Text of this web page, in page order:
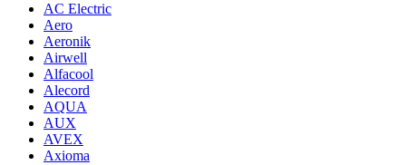
AC Electric
Aero
Aeronik
Airwell
Alfacool
Alecord
AQUA
AUX
AVEX
Axioma